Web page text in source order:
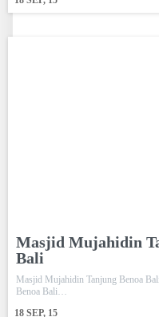
Masjid Mujahidin
Bali
18 SEP, 15
Masjid Mujahidin Tanjung Benoa
Benoa Bali…